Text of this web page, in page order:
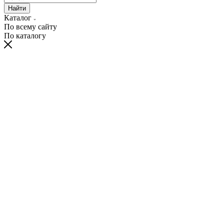
Найти
Каталог
По всему сайту
По каталогу